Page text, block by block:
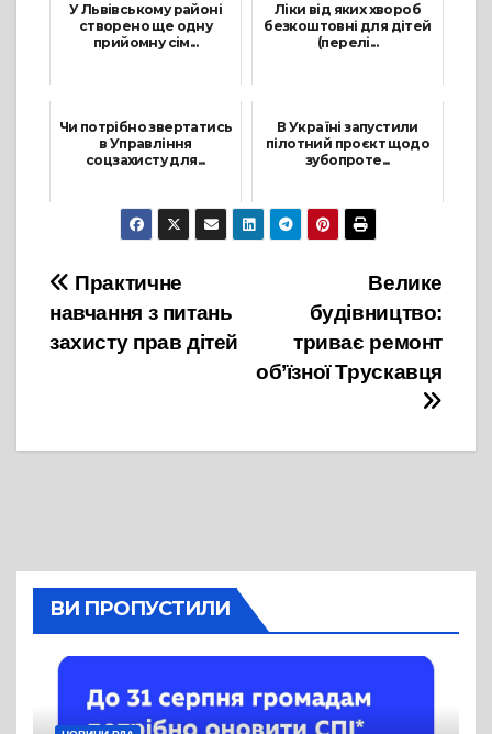
У Львівському районі
створено ще одну
прийомну сім...
Ліки від яких хвороб
безкоштовні для дітей
(перелі...
Чи потрібно звертатись
в Управління
соцзахисту для...
11 Вересня, 2023
В Україні запустили
пілотний проєкт щодо
зубопроте...
26 Квітня, 2024
Навігація
записів
Велике
будівництво:
триває ремонт
об’їзної Трускавця
Практичне
навчання з питань
захисту прав дітей
ВИ ПРОПУСТИЛИ